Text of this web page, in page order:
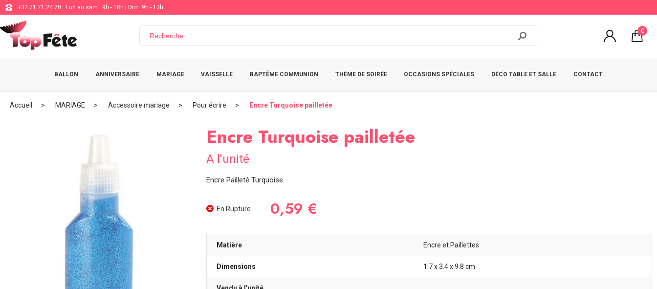
+32 71 71 24 70 Lun au sam : 9h - 18h | Dim: 9h - 13h
0
BALLON ANNIVERSAIRE MARIAGE VAISSELLE BAPTÊME COMMUNION THÈME DE SOIRÉE OCCASIONS SPÉCIALES DÉCO TABLE ET SALLE CONTACT
Accueil MARIAGE Accessoire mariage Pour écrire Encre Turquoise pailletée
Encre Turquoise pailletée
A l'unité
Encre Pailleté Turquoise.
En Rupture 0,59 €
Matière Encre et Paillettes
Dimensions 1.7 x 3.4 x 9.8 cm